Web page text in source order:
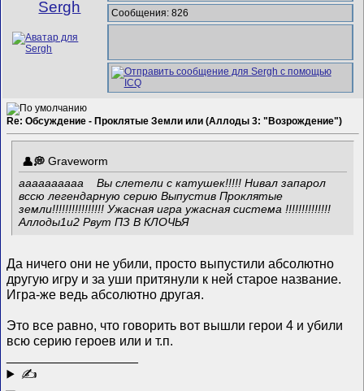
Sergh
Сообщения: 826
Re: Обсуждение - Проклятые Земли или (Аллоды 3: "Возрождение")
Graveworm
аааааааааа
Вы слетели с катушек!!!!! Нивал запарол
вссю легендарную серию Выпустив Проклятые
земли!!!!!!!!!!!!!!!! Ужасная игра ужасная система !!!!!!!!!!!!!!
Аллоды1и2 Рвут ПЗ В КЛОЧЬЯ
Да ничего они не убили, просто выпустили абсолютно
другую игру и за уши притянули к ней старое название.
Игра-же ведь абсолютно другая.
Это все равно, что говорить вот вышли герои 4 и убили
всю серию героев или и т.п.
✍